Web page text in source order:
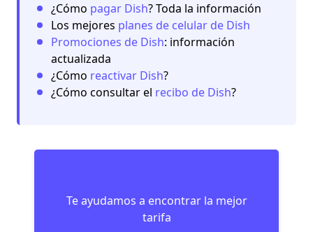
¿Cómo pagar Dish? Toda la información
Los mejores planes de celular de Dish
Promociones de Dish: información
actualizada
¿Cómo reactivar Dish?
¿Cómo consultar el recibo de Dish?
Te ayudamos a encontrar la mejor
tarifa